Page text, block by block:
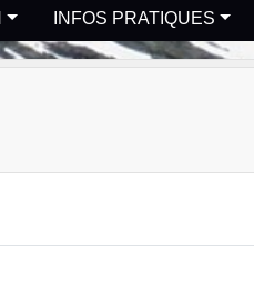
INFOS PRATIQUES